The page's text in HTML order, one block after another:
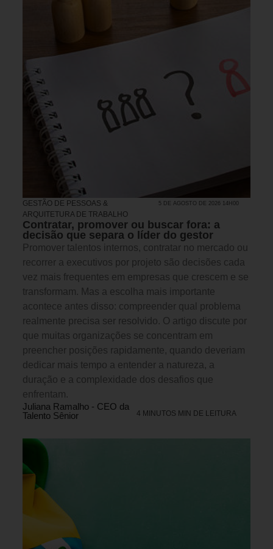
GESTÃO DE PESSOAS &
ARQUITETURA DE TRABALHO
5 DE AGOSTO DE 2026 14H00
Contratar, promover ou buscar fora: a
decisão que separa o líder do gestor
Promover talentos internos, contratar no mercado ou
recorrer a executivos por projeto são decisões cada
vez mais frequentes em empresas que crescem e se
transformam. Mas a escolha mais importante
acontece antes disso: compreender qual problema
realmente precisa ser resolvido. O artigo discute por
que muitas organizações se concentram em
preencher posições rapidamente, quando deveriam
dedicar mais tempo a entender a natureza, a
duração e a complexidade dos desafios que
enfrentam.
Juliana Ramalho - CEO da
Talento Sênior
4 MINUTOS MIN DE LEITURA